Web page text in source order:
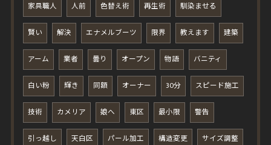
家具職人 人前 色替え術 再生術 馴染ませる
賢い 解決 エナメルブーツ 限界 教えます 建築
アーム 業者 曇り オープン 物語 バニティ
白い粉 輝き 同額 オーナー 30分 スピード施工
技術 カメリア 娘へ 東区 最小限 警告
引っ越し 天白区 パール加工 構造変更 サイズ調整